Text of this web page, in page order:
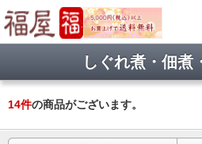
しぐれ煮・佃煮
14件の商品がございます。